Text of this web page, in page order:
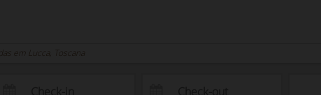
em Lucca, Toscana